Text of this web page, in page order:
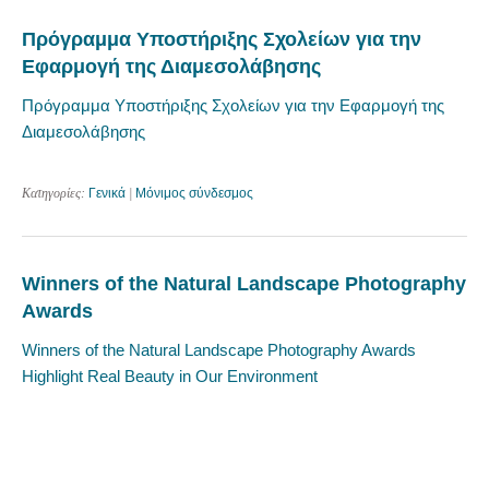
Πρόγραμμα Υποστήριξης Σχολείων για την
Εφαρμογή της Διαμεσολάβησης
Πρόγραμμα Υποστήριξης Σχολείων για την Εφαρμογή της
Διαμεσολάβησης
Κατηγορίες: Γενικά Μόνιμος σύνδεσμος
Winners of the Natural Landscape Photography
Awards
Winners of the Natural Landscape Photography Awards
Highlight Real Beauty in Our Environment